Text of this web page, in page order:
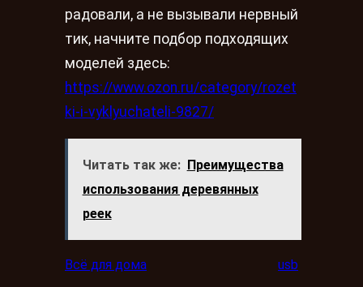
радовали, а не вызывали нервный
тик, начните подбор подходящих
моделей здесь:
https://www.ozon.ru/category/rozet
ki-i-vyklyuchateli-9827/
Читать так же:
Преимущества
использования деревянных
реек
Всё для дома usb